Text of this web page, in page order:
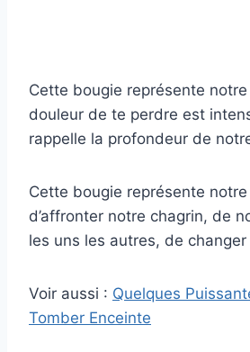
Cette bougie représente
douleur de te perdre est
rappelle la profondeur de
Cette bougie représente
d’affronter notre chagrin, de
les uns les autres, de changer
Voir aussi : Quelques
Tomber Enceinte